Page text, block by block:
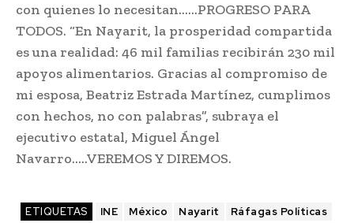
con quienes lo necesitan……PROGRESO PARA
TODOS. “En Nayarit, la prosperidad compartida
es una realidad: 46 mil familias recibirán 230 mil
apoyos alimentarios. Gracias al compromiso de
mi esposa, Beatriz Estrada Martínez, cumplimos
con hechos, no con palabras”, subraya el
ejecutivo estatal, Miguel Ángel
Navarro…..VEREMOS Y DIREMOS.
ETIQUETAS INE México Nayarit Ráfagas Políticas